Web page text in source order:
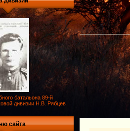
батальона 89-й
дивизии Н.В. Рябцев
сайта